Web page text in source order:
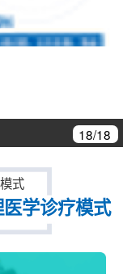
18/18
式
学诊疗模式